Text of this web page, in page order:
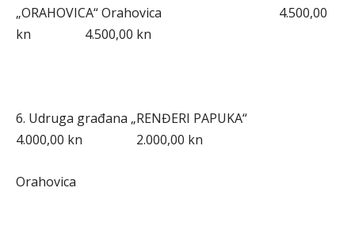
„ORAHOVICA“ Orahovica 4.500,00
kn 4.500,00 kn
6. Udruga građana „RENĐERI PAPUKA“
4.000,00 kn 2.000,00 kn
Orahovica